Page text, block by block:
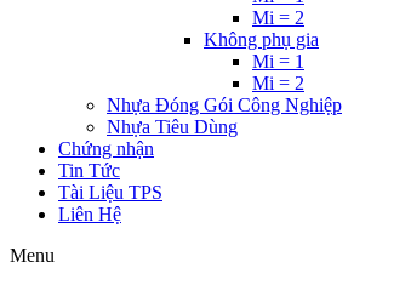
Mi = 2
Không phụ gia
Mi = 1
Mi = 2
Nhựa Đóng Gói Công Nghiệp
Nhựa Tiêu Dùng
Chứng nhận
Tin Tức
Tài Liệu TPS
Liên Hệ
Menu